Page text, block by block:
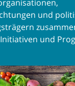
und
und